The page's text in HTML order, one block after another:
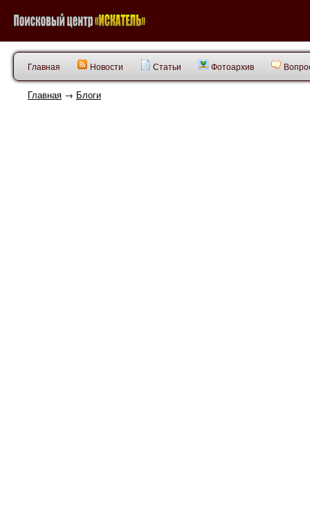
Главная Новости Статьи Фотоархив
Главная → Блоги